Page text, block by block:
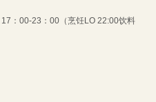
：00-23：00（烹饪LO 22:00饮料